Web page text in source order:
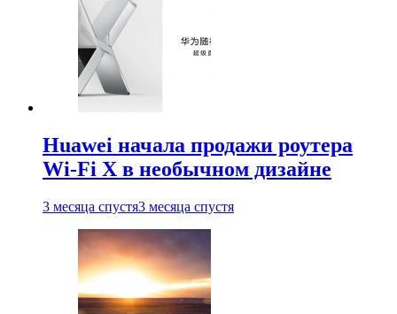
Huawei начала продажи роутера
Wi-Fi X в необычном дизайне
3 месяца спустя3 месяца спустя